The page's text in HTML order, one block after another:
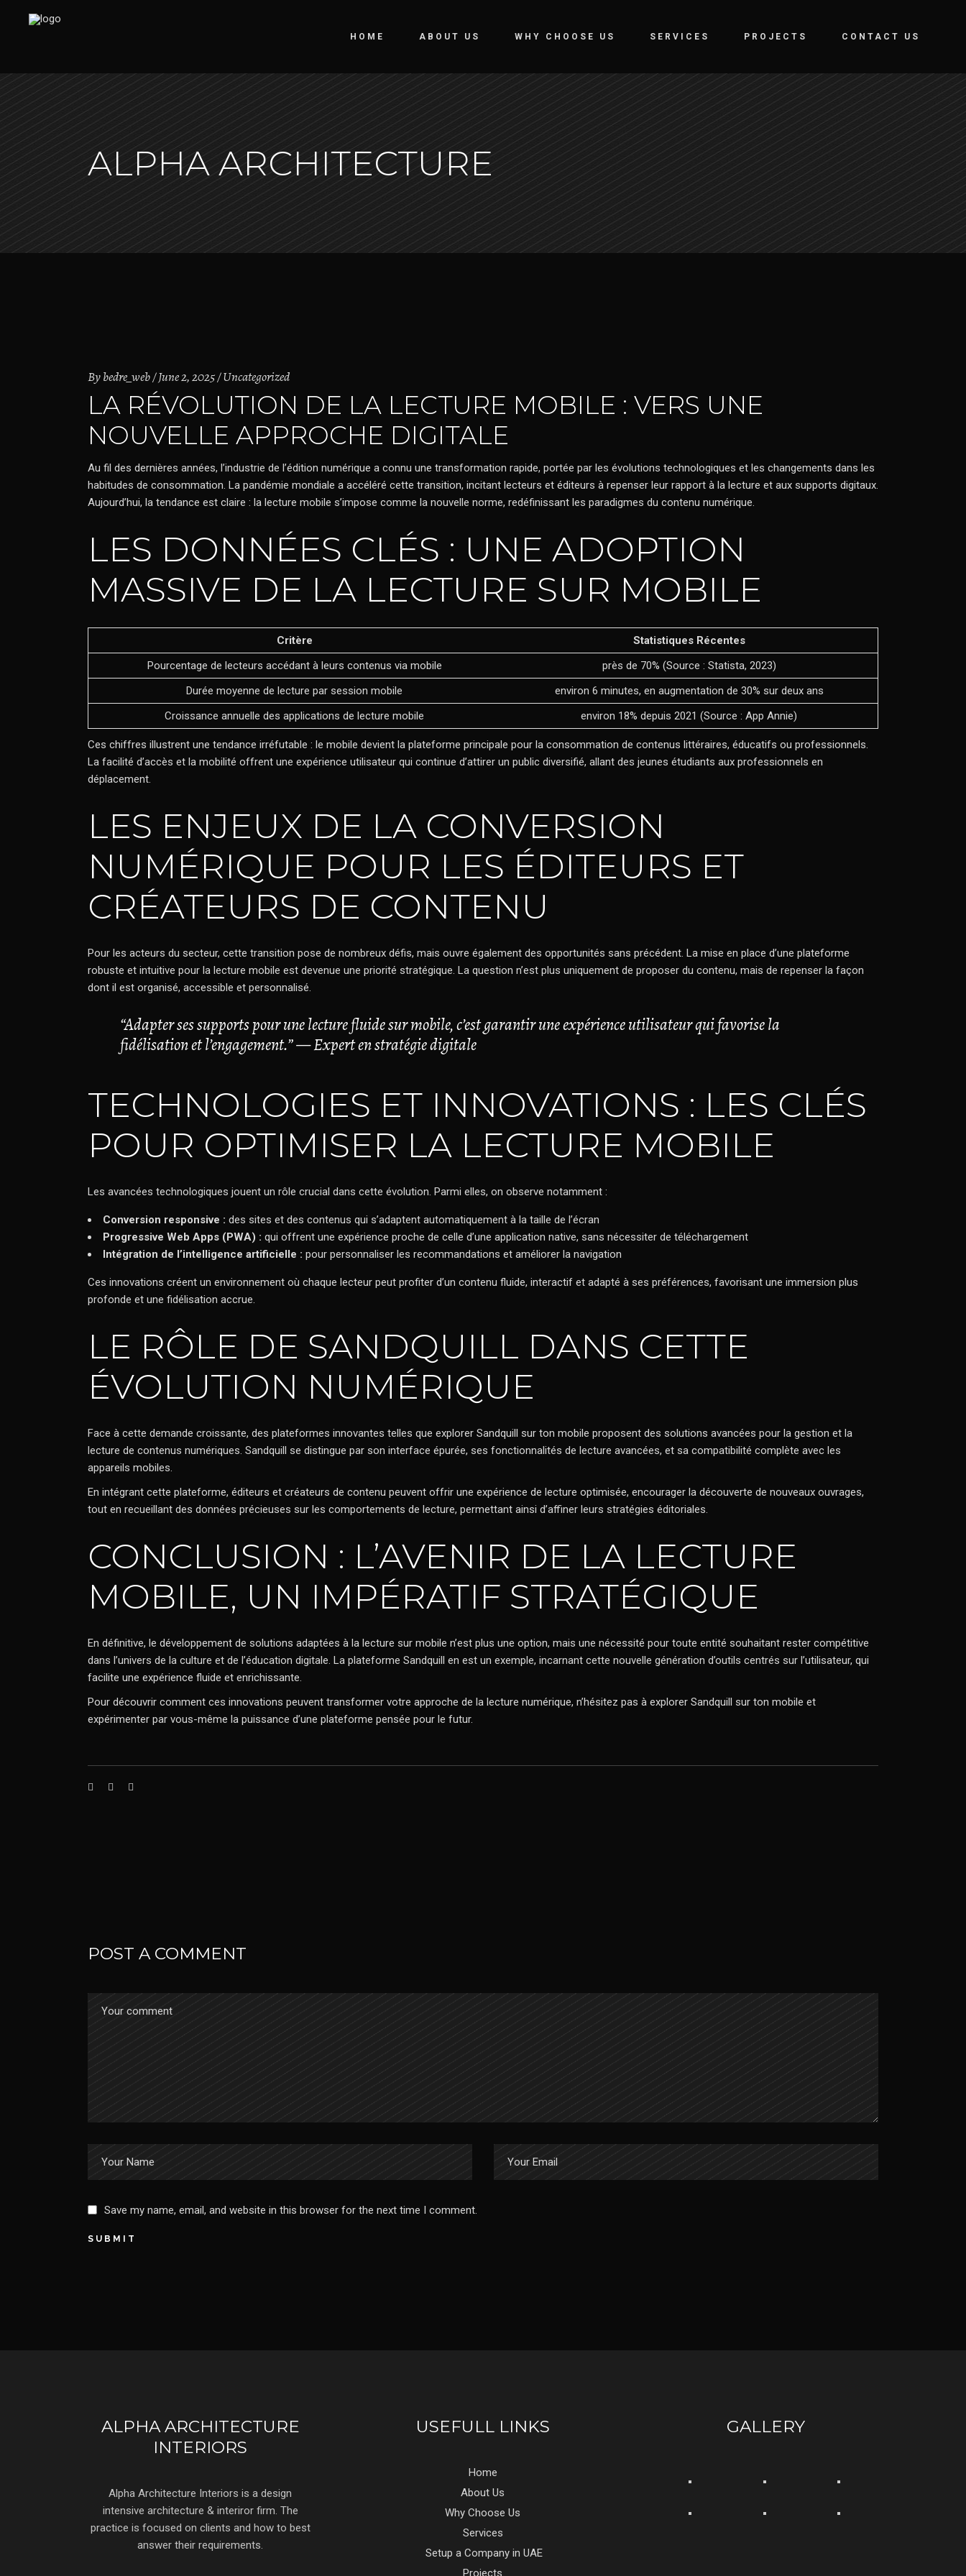
HOME ABOUT US WHY CHOOSE US SERVICES PROJECTS CONTACT US
ALPHA ARCHITECTURE
Bybedre_web June 2, 2025 Uncategorized
LA RÉVOLUTION DE LA LECTURE MOBILE : VERS UNE
NOUVELLE APPROCHE DIGITALE
Au fil des dernières années, l’industrie de l’édition numérique a connu une transformation rapide, portée par les évolutions technologiques et les changements dans les
habitudes de consommation. La pandémie mondiale a accéléré cette transition, incitant lecteurs et éditeurs à repenser leur rapport à la lecture et aux supports digitaux.
Aujourd’hui, la tendance est claire : la lecture mobile s’impose comme la nouvelle norme, redéfinissant les paradigmes du contenu numérique.
LES DONNÉES CLÉS : UNE ADOPTION
MASSIVE DE LA LECTURE SUR MOBILE
Critère
Statistiques Récentes
Pourcentage de lecteurs accédant à leurs contenus via mobile
près de 70% (Source : Statista, 2023)
Durée moyenne de lecture par session mobile
environ 6 minutes, en augmentation de 30% sur deux ans
Croissance annuelle des applications de lecture mobile
environ 18% depuis 2021 (Source : App Annie)
Ces chiffres illustrent une tendance irréfutable : le mobile devient la plateforme principale pour la consommation de contenus littéraires, éducatifs ou professionnels.
La facilité d’accès et la mobilité offrent une expérience utilisateur qui continue d’attirer un public diversifié, allant des jeunes étudiants aux professionnels en
déplacement.
LES ENJEUX DE LA CONVERSION
NUMÉRIQUE POUR LES ÉDITEURS ET
CRÉATEURS DE CONTENU
Pour les acteurs du secteur, cette transition pose de nombreux défis, mais ouvre également des opportunités sans précédent. La mise en place d’une plateforme
robuste et intuitive pour la lecture mobile est devenue une priorité stratégique. La question n’est plus uniquement de proposer du contenu, mais de repenser la façon
dont il est organisé, accessible et personnalisé.
“Adapter ses supports pour une lecture fluide sur mobile, c’est garantir une expérience utilisateur qui favorise la
fidélisation et l’engagement.” — Expert en stratégie digitale
TECHNOLOGIES ET INNOVATIONS : LES CLÉS
POUR OPTIMISER LA LECTURE MOBILE
Les avancées technologiques jouent un rôle crucial dans cette évolution. Parmi elles, on observe notamment :
Conversion responsive : des sites et des contenus qui s’adaptent automatiquement à la taille de l’écran
Progressive Web Apps (PWA) : qui offrent une expérience proche de celle d’une application native, sans nécessiter de téléchargement
Intégration de l’intelligence artificielle : pour personnaliser les recommandations et améliorer la navigation
Ces innovations créent un environnement où chaque lecteur peut profiter d’un contenu fluide, interactif et adapté à ses préférences, favorisant une immersion plus
profonde et une fidélisation accrue.
LE RÔLE DE SANDQUILL DANS CETTE
ÉVOLUTION NUMÉRIQUE
Face à cette demande croissante, des plateformes innovantes telles que explorer Sandquill sur ton mobile proposent des solutions avancées pour la gestion et la
lecture de contenus numériques. Sandquill se distingue par son interface épurée, ses fonctionnalités de lecture avancées, et sa compatibilité complète avec les
appareils mobiles.
En intégrant cette plateforme, éditeurs et créateurs de contenu peuvent offrir une expérience de lecture optimisée, encourager la découverte de nouveaux ouvrages,
tout en recueillant des données précieuses sur les comportements de lecture, permettant ainsi d’affiner leurs stratégies éditoriales.
CONCLUSION : L’AVENIR DE LA LECTURE
MOBILE, UN IMPÉRATIF STRATÉGIQUE
En définitive, le développement de solutions adaptées à la lecture sur mobile n’est plus une option, mais une nécessité pour toute entité souhaitant rester compétitive
dans l’univers de la culture et de l’éducation digitale. La plateforme Sandquill en est un exemple, incarnant cette nouvelle génération d’outils centrés sur l’utilisateur, qui
facilite une expérience fluide et enrichissante.
Pour découvrir comment ces innovations peuvent transformer votre approche de la lecture numérique, n’hésitez pas à explorer Sandquill sur ton mobile et
expérimenter par vous-même la puissance d’une plateforme pensée pour le futur.
POST A COMMENT
Save my name, email, and website in this browser for the next time I comment.
SUBMIT
ALPHA ARCHITECTURE
INTERIORS
Alpha Architecture Interiors is a design
intensive architecture & interiror firm. The
practice is focused on clients and how to best
answer their requirements.
USEFULL LINKS
Home
About Us
Why Choose Us
Services
Setup a Company in UAE
GALLERY